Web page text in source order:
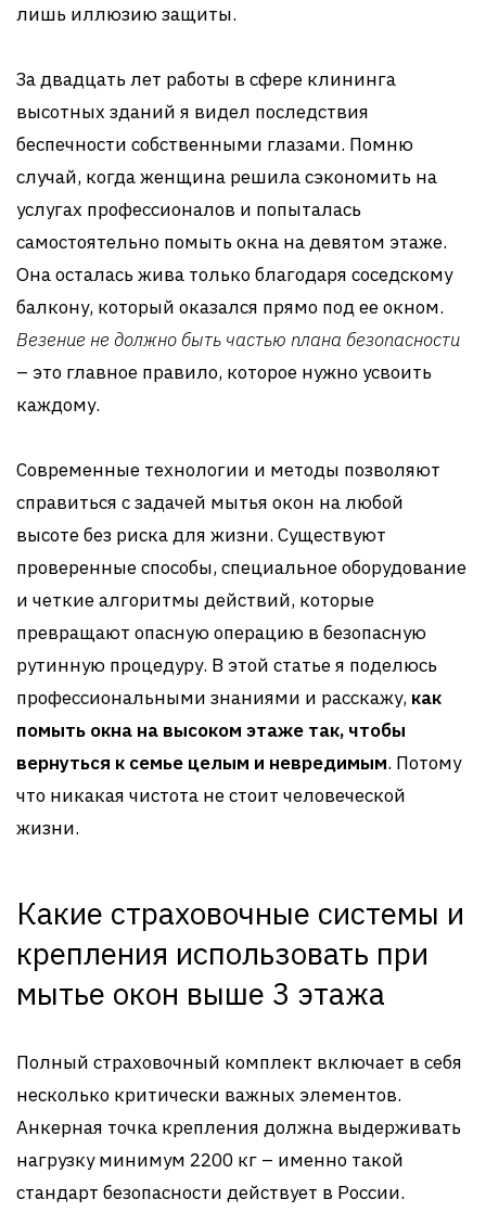
лишь иллюзию защиты.
За двадцать лет работы в сфере клининга
высотных зданий я видел последствия
беспечности собственными глазами. Помню
случай, когда женщина решила сэкономить на
услугах профессионалов и попыталась
самостоятельно помыть окна на девятом этаже.
Она осталась жива только благодаря соседскому
балкону, который оказался прямо под ее окном.
Везение не должно быть частью плана безопасности
– это главное правило, которое нужно усвоить
каждому.
Современные технологии и методы позволяют
справиться с задачей мытья окон на любой
высоте без риска для жизни. Существуют
проверенные способы, специальное оборудование
и четкие алгоритмы действий, которые
превращают опасную операцию в безопасную
рутинную процедуру. В этой статье я поделюсь
профессиональными знаниями и расскажу, как
помыть окна на высоком этаже так, чтобы
вернуться к семье целым и невредимым. Потому
что никакая чистота не стоит человеческой
жизни.
Какие страховочные системы и
крепления использовать при
мытье окон выше 3 этажа
Полный страховочный комплект включает в себя
несколько критически важных элементов.
Анкерная точка крепления должна выдерживать
нагрузку минимум 2200 кг – именно такой
стандарт безопасности действует в России.